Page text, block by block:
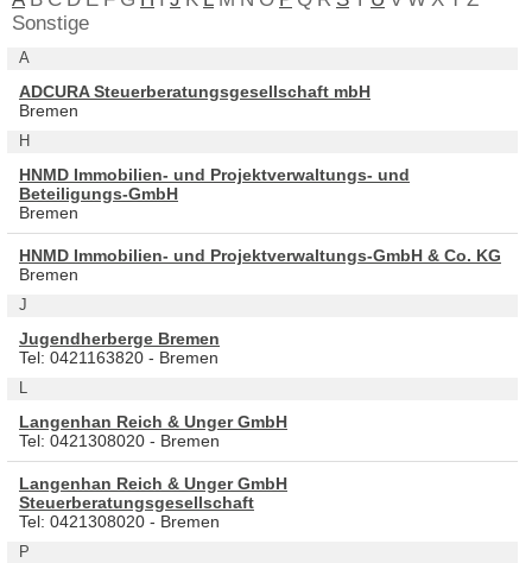
Sonstige
A
ADCURA Steuerberatungsgesellschaft mbH
Bremen
H
HNMD Immobilien- und Projektverwaltungs- und
Beteiligungs-GmbH
Bremen
HNMD Immobilien- und Projektverwaltungs-GmbH & Co. KG
Bremen
J
Jugendherberge Bremen
Tel: 0421163820 - Bremen
Langenhan Reich & Unger GmbH
Tel: 0421308020 - Bremen
Langenhan Reich & Unger GmbH
Steuerberatungsgesellschaft
Tel: 0421308020 - Bremen
P